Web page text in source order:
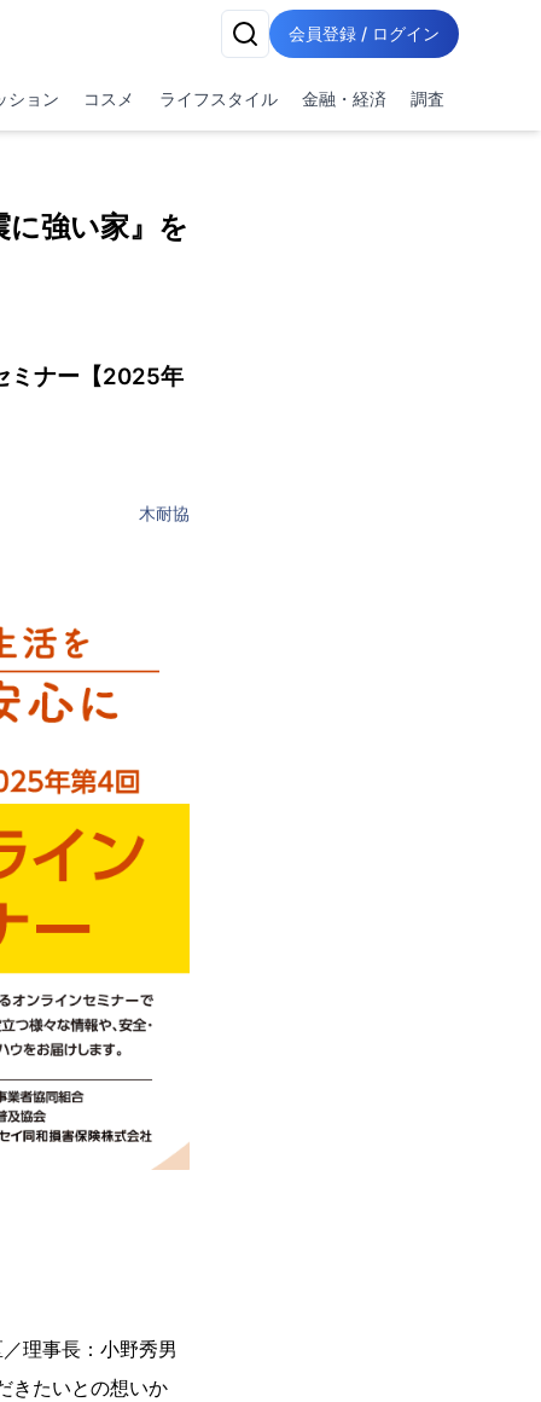
会員登録 / ログイン
ション コスメ ライフスタイル 金融・経済 調査
強い家』を
ミナー【2025年
木耐協
理事長：小野秀男
きたいとの想いか